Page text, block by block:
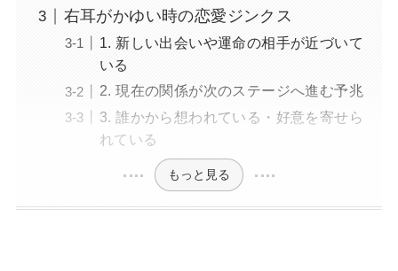
右耳がかゆい時の恋愛ジンクス
1. 新しい出会いや運命の相手が近づいて
いる
2. 現在の関係が次のステージへ進む予兆
3. 誰かから想われている・好意を寄せら
れている
もっと見る